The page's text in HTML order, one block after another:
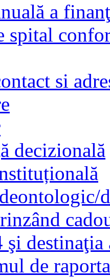
a
spital
si
decizională
destinaţia
de